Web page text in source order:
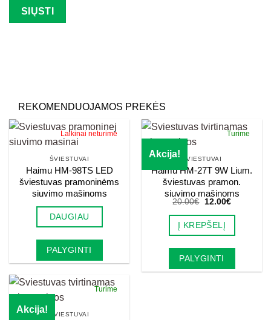
REKOMENDUOJAMOS PREKĖS
Laikinai neturime
ŠVIESTUVAI
Haimu HM-98TS LED
šviestuvas pramoninėms
siuvimo mašinoms
DAUGIAU
PALYGINTI
Akcija!
Turime
ŠVIESTUVAI
Haimu HM-27T 9W Lium.
šviestuvas pramon.
siuvimo mašinoms
20.00€
Original
was:
20.00€.
12.00€Current
is:
Į KREPŠELĮ
PALYGINTI
Akcija!
Turime
ŠVIESTUVAI